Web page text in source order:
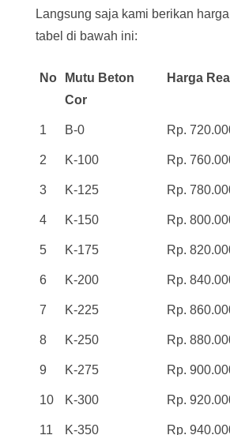
Langsung saja kami berikan
tabel di bawah ini:
No
Mutu Beton
Cor
Harga
1 B-0 Rp.
2 K-100 Rp.
3 K-125 Rp.
4 K-150 Rp.
5 K-175 Rp.
6 K-200 Rp.
7 K-225 Rp.
8 K-250 Rp.
9 K-275 Rp.
10 K-300 Rp.
11 K-350 Rp.